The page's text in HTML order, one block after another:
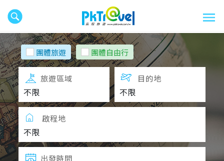
團體旅遊 團體自由行
旅遊區域 目的地
啟程地
出發時間